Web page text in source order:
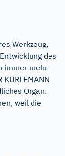
Werkzeug,
des
immer mehr
Organ.
weil die